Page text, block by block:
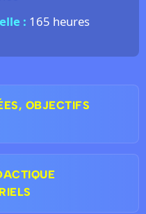
: 165 heures
OBJECTIFS